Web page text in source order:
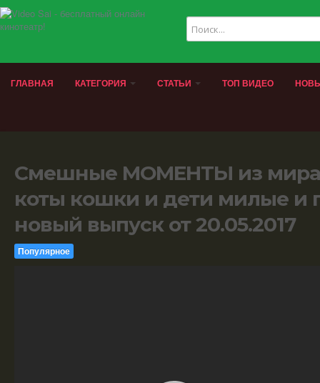
ГЛАВНАЯ КАТЕГОРИЯ СТАТЬИ ТОП ВИДЕО
Смешные МОМЕНТЫ из
коты кошки и дети милые и
новый выпуск от 20.05.2017
Популярное